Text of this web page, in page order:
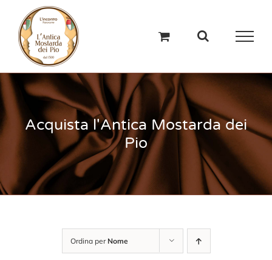
contenuto
Acquista l'Antica Mostarda dei
Pio
Ordina per Nome